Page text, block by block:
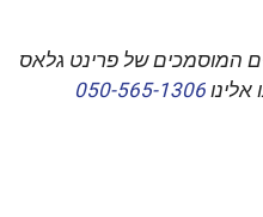
המוסמכים של פרינט גלאס
050-565-1306